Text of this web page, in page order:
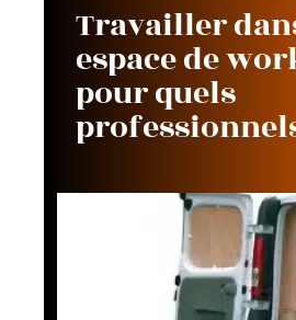
Travailler
espace de
pour quels